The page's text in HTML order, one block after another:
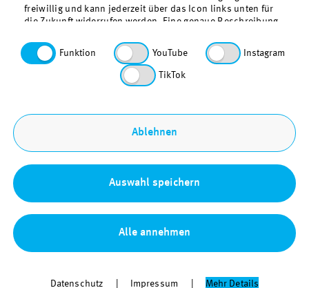
freiwillig und kann jederzeit über das Icon links unten für
die Zukunft widerrufen werden. Eine genaue Beschreibung
Datenschutzerklärung. Funktionale Cookies, also die für
den Betrieb unserer Webseite technisch erforderlichen
Cookies, sind vorausgewählt.
Funktion YouTube Instagram
TikTok
Ablehnen
Auswahl speichern
Alle annehmen
Datenschutz Impressum Mehr Details
Über uns
Kontakt
Sitemap
Impressum